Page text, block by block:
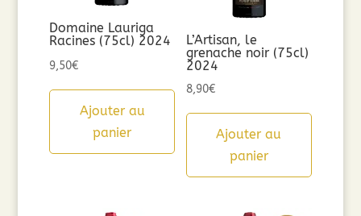
Domaine Lauriga
Racines (75cl) 2024
9,50€
Ajouter au
panier
L’Artisan, le
grenache noir (75cl)
2024
8,90€
Ajouter au
panier